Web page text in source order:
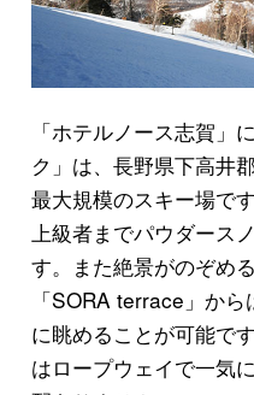
「ホテルノース志賀」
ク」は、長野県下高井
最大規模のスキー場で
上級者までパウダース
す。また絶景がのぞめ
「SORA terrace」か
に眺めることが可能で
はロープウェイで一気